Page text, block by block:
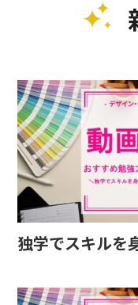
独学でスキルを